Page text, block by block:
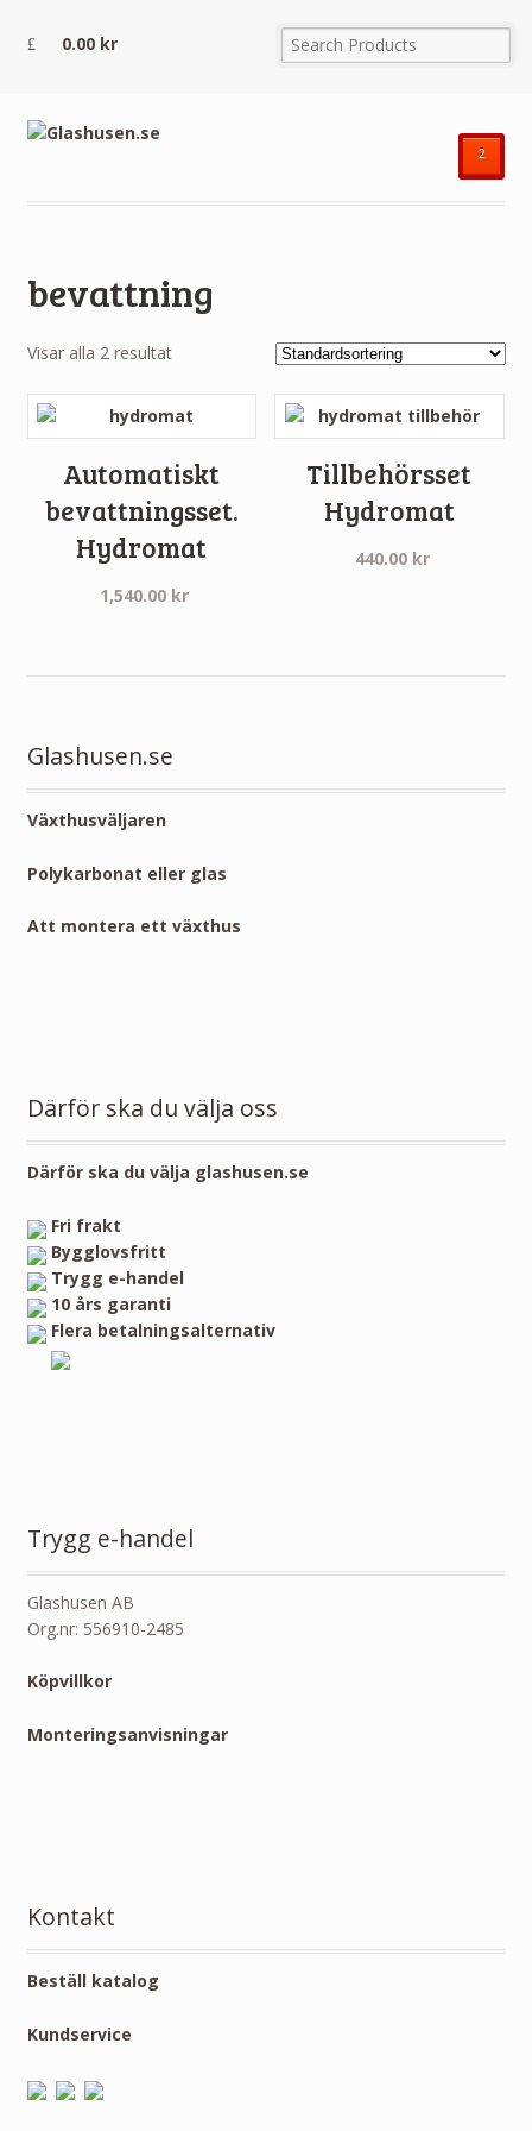
0.00 kr
²
bevattning
Visar alla 2 resultat
Automatiskt
bevattningsset.
Hydromat
1,540.00 kr
Tillbehörsset
Hydromat
440.00 kr
Glashusen.se
Växthusväljaren
Polykarbonat eller glas
Att montera ett växthus
Därför ska du välja oss
Därför ska du välja glashusen.se
Fri frakt
Bygglovsfritt
Trygg e-handel
10 års garanti
Flera betalningsalternativ
Trygg e-handel
Glashusen AB
Org.nr: 556910-2485
Köpvillkor
Monteringsanvisningar
Kontakt
Beställ katalog
Kundservice